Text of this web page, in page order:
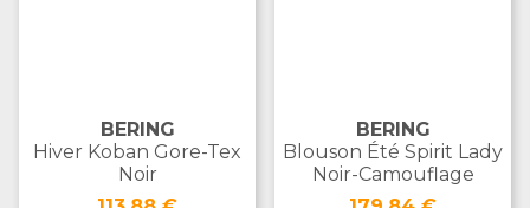
BERING
Hiver Koban Gore-Tex
Noir
BERING
Blouson Été Spirit Lady
Noir-Camouflage